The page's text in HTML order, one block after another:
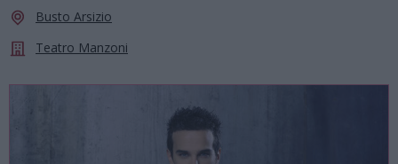
Busto Arsizio
Teatro Manzoni